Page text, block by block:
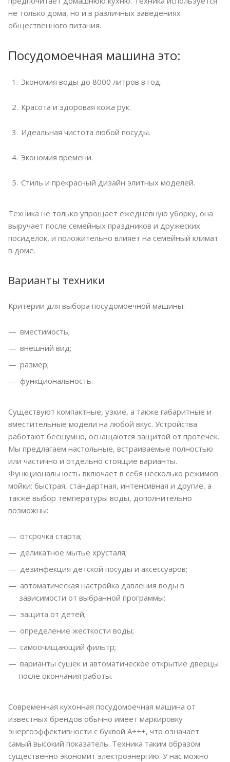
не только дома, но и в различных заведениях
общественного питания.
Посудомоечная машина это:
Экономия воды до 8000 литров в год.
Красота и здоровая кожа рук.
Идеальная чистота любой посуды.
Экономия времени.
Стиль и прекрасный дизайн элитных моделей.
Техника не только упрощает ежедневную уборку, она
выручает после семейных праздников и дружеских
посиделок, и положительно влияет на семейный климат
в доме.
Варианты техники
Критерии для выбора посудомоечной машины:
вместимость;
внешний вид;
размер;
функциональность.
Существуют компактные, узкие, а также габаритные и
вместительные модели на любой вкус. Устройства
работают бесшумно, оснащаются защитой от протечек.
Мы предлагаем настольные, встраиваемые полностью
или частично и отдельно стоящие варианты.
Функциональность включает в себя несколько режимов
мойки: быстрая, стандартная, интенсивная и другие, а
также выбор температуры воды, дополнительно
возможны:
отсрочка старта;
деликатное мытье хрусталя;
дезинфекция детской посуды и аксессуаров;
автоматическая настройка давления воды в
зависимости от выбранной программы;
защита от детей;
определение жесткости воды;
самоочищающий фильтр;
варианты сушек и автоматическое открытие дверцы
после окончания работы.
Современная кухонная посудомоечная машина от
известных брендов обычно имеет маркировку
энергоэффективности с буквой А+++, что означает
самый высокий показатель. Техника таким образом
существенно экономит электроэнергию. У нас можно